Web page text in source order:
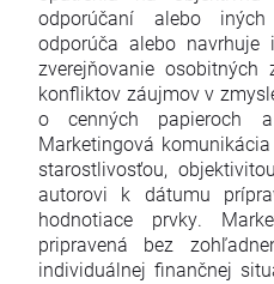
odporúčaní alebo
odporúča alebo navrhuje
zverejňovanie
konfliktov záujmov v
o cenných papieroch
Marketingová
starostlivosťou,
autorovi k dátumu
hodnotiace prvky.
pripravená bez
individuálnej finančnej